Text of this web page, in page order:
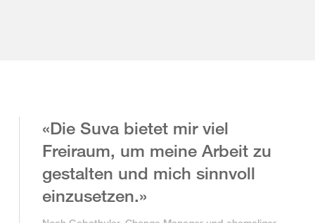
«Die Suva bietet mir viel
Freiraum, um meine Arbeit zu
gestalten und mich sinnvoll
einzusetzen.»